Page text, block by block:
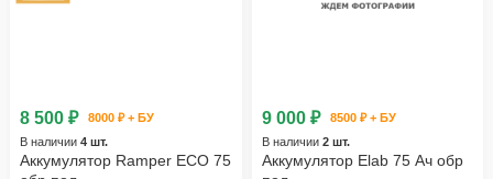
8 500 ₽
8000 ₽ + БУ
В наличии 4 шт.
Аккумулятор Ramper ECO 75
9 000 ₽
8500 ₽ + БУ
В наличии 2 шт.
Аккумулятор Elab 75 Ач обр